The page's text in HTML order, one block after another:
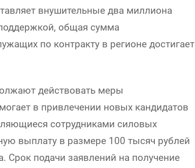
внушительные два миллиона
общая сумма
по контракту в регионе достигает
действовать меры
в привлечении новых кандидатов
сотрудниками силовых
выплату в размере 100 тысяч рублей
Срок подачи заявлений на получение